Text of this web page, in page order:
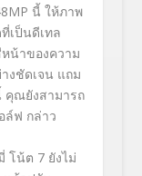
นี้ ให้ภาพ
เป็นดีเทล
หน้าของความ
งชัดเจน แถม
คุณยังสามารถ
ล์ฟ กล่าว
โน้ต 7 ยังไม่